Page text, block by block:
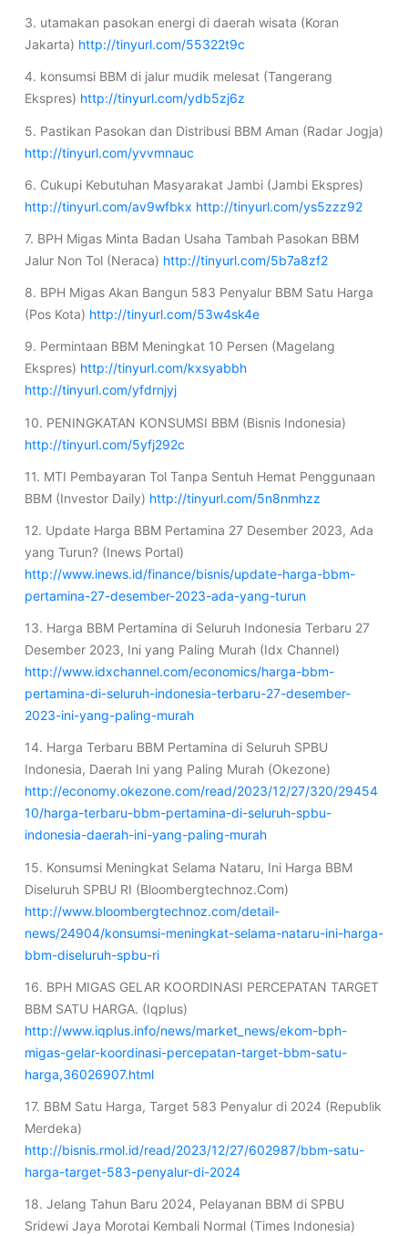
3. utamakan pasokan energi di daerah wisata (Koran
Jakarta) http://tinyurl.com/55322t9c
4. konsumsi BBM di jalur mudik melesat (Tangerang
Ekspres) http://tinyurl.com/ydb5zj6z
5. Pastikan Pasokan dan Distribusi BBM Aman (Radar Jogja)
http://tinyurl.com/yvvmnauc
6. Cukupi Kebutuhan Masyarakat Jambi (Jambi Ekspres)
http://tinyurl.com/av9wfbkx http://tinyurl.com/ys5zzz92
7. BPH Migas Minta Badan Usaha Tambah Pasokan BBM
Jalur Non Tol (Neraca) http://tinyurl.com/5b7a8zf2
8. BPH Migas Akan Bangun 583 Penyalur BBM Satu Harga
(Pos Kota) http://tinyurl.com/53w4sk4e
9. Permintaan BBM Meningkat 10 Persen (Magelang
Ekspres) http://tinyurl.com/kxsyabbh
http://tinyurl.com/yfdrnjyj
10. PENINGKATAN KONSUMSI BBM (Bisnis Indonesia)
http://tinyurl.com/5yfj292c
11. MTI Pembayaran Tol Tanpa Sentuh Hemat Penggunaan
BBM (Investor Daily) http://tinyurl.com/5n8nmhzz
12. Update Harga BBM Pertamina 27 Desember 2023, Ada
yang Turun? (Inews Portal)
http://www.inews.id/finance/bisnis/update-harga-bbm-
pertamina-27-desember-2023-ada-yang-turun
13. Harga BBM Pertamina di Seluruh Indonesia Terbaru 27
Desember 2023, Ini yang Paling Murah (Idx Channel)
http://www.idxchannel.com/economics/harga-bbm-
pertamina-di-seluruh-indonesia-terbaru-27-desember-
2023-ini-yang-paling-murah
14. Harga Terbaru BBM Pertamina di Seluruh SPBU
Indonesia, Daerah Ini yang Paling Murah (Okezone)
http://economy.okezone.com/read/2023/12/27/320/29454
10/harga-terbaru-bbm-pertamina-di-seluruh-spbu-
indonesia-daerah-ini-yang-paling-murah
15. Konsumsi Meningkat Selama Nataru, Ini Harga BBM
Diseluruh SPBU RI (Bloombergtechnoz.Com)
http://www.bloombergtechnoz.com/detail-
news/24904/konsumsi-meningkat-selama-nataru-ini-harga-
bbm-diseluruh-spbu-ri
16. BPH MIGAS GELAR KOORDINASI PERCEPATAN TARGET
BBM SATU HARGA. (Iqplus)
http://www.iqplus.info/news/market_news/ekom-bph-
migas-gelar-koordinasi-percepatan-target-bbm-satu-
harga,36026907.html
17. BBM Satu Harga, Target 583 Penyalur di 2024 (Republik
Merdeka)
http://bisnis.rmol.id/read/2023/12/27/602987/bbm-satu-
harga-target-583-penyalur-di-2024
18. Jelang Tahun Baru 2024, Pelayanan BBM di SPBU
Sridewi Jaya Morotai Kembali Normal (Times Indonesia)